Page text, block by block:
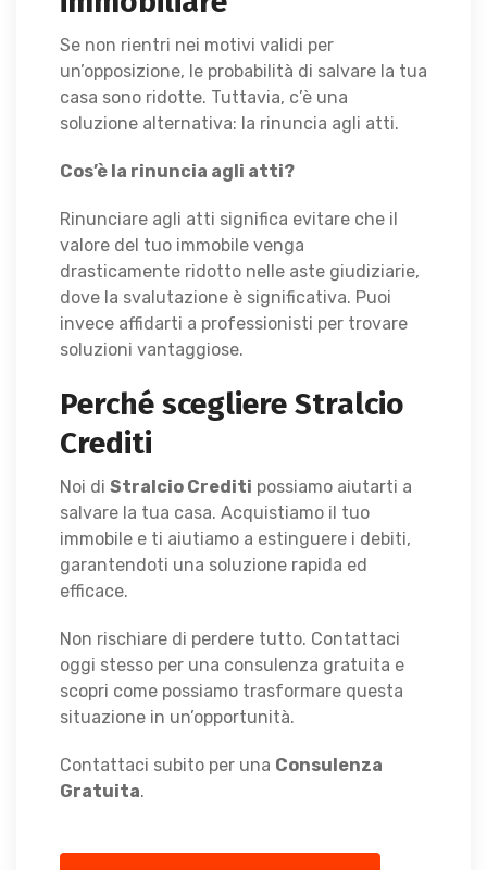
Se non rientri nei motivi validi per
un’opposizione, le probabilità di salvare la tua
casa sono ridotte. Tuttavia, c’è una
soluzione alternativa: la rinuncia agli atti.
Cos’è la rinuncia agli atti?
Rinunciare agli atti significa evitare che il
valore del tuo immobile venga
drasticamente ridotto nelle aste giudiziarie,
dove la svalutazione è significativa. Puoi
invece affidarti a professionisti per trovare
soluzioni vantaggiose.
Perché scegliere Stralcio
Crediti
Noi di Stralcio Crediti possiamo aiutarti a
salvare la tua casa. Acquistiamo il tuo
immobile e ti aiutiamo a estinguere i debiti,
garantendoti una soluzione rapida ed
efficace.
Non rischiare di perdere tutto. Contattaci
oggi stesso per una consulenza gratuita e
scopri come possiamo trasformare questa
situazione in un’opportunità.
Contattaci subito per una Consulenza
Gratuita.